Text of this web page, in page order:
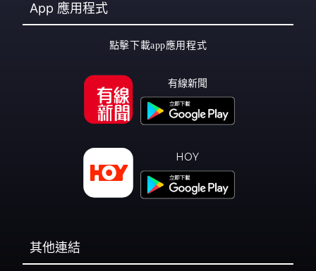
App 應用程式
點擊下載app應用程式
有線新聞
HOY
其他連結